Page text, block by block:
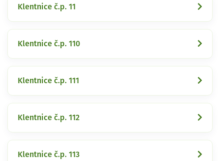
Klentnice č.p. 11
Klentnice č.p. 110
Klentnice č.p. 111
Klentnice č.p. 112
Klentnice č.p. 113